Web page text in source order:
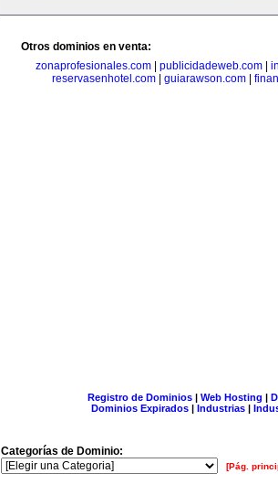
Otros dominios en venta:
zonaprofesionales.com| publicidadeweb.com|
reservasenhotel.com
guiarawson.com
Registro de Dominios| Web Hosting |
Dominios Expirados | Industrias |
Categorías de Dominio:
[Pág.